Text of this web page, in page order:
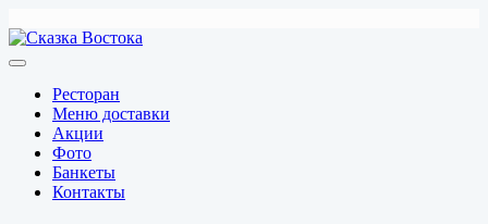
Перейти
к
Ресторан
Меню доставки
Акции
Фото
Банкеты
Контакты